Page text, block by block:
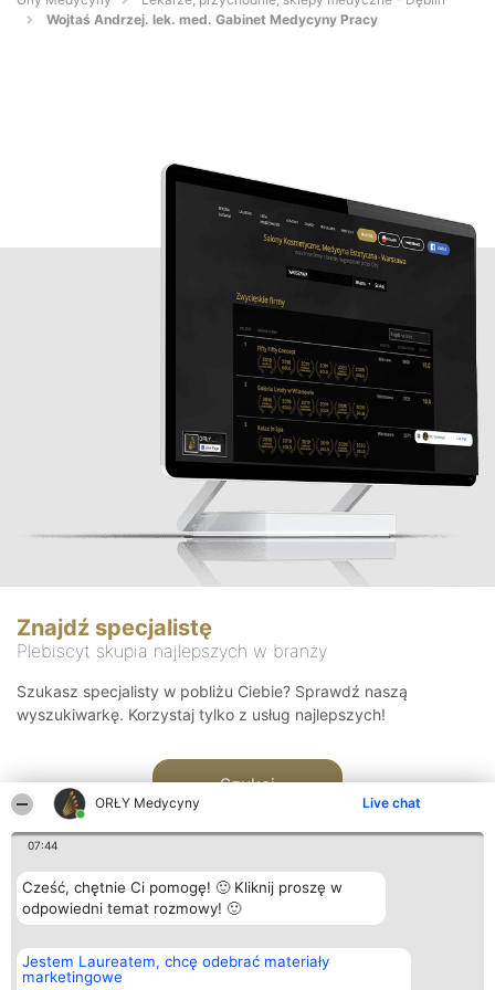
ORŁY Medycyny Live chat
07:44
Cześć, chętnie Ci pomogę! 🙂 Kliknij proszę w
odpowiedni temat rozmowy! 🙂
Jestem Laureatem, chcę odebrać materiały
marketingowe
Wojtaś Andrzej. lek. med. Gabinet Medycyny Pracy
Znajdź specjalistę
Plebiscyt skupia najlepszych w branży
Szukasz specjalisty w pobliżu Ciebie? Sprawdź naszą
wyszukiwarkę. Korzystaj tylko z usług najlepszych!
Szukaj
Organizator plebiscytu
Bright Side Solutions sp. z o.
o. sp. k.
Plebiscyt
Laureaci
Kontakt
Kontakt